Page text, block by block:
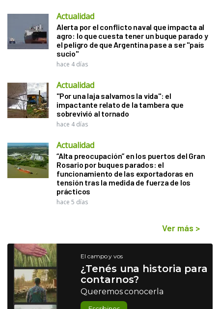
Actualidad
Alerta por el conflicto naval que impacta al
agro: lo que cuesta tener un buque parado y
el peligro de que Argentina pase a ser "país
sucio"
hace 4 días
Actualidad
"Por una laja salvamos la vida": el
impactante relato de la tambera que
sobrevivió al tornado
hace 4 días
Actualidad
“Alta preocupación” en los puertos del Gran
Rosario por buques parados: el
funcionamiento de las exportadoras en
tensión tras la medida de fuerza de los
prácticos
hace 5 días
Ver más >
El campo y vos
¿Tenés una historia para
contarnos?
Queremos conocerla